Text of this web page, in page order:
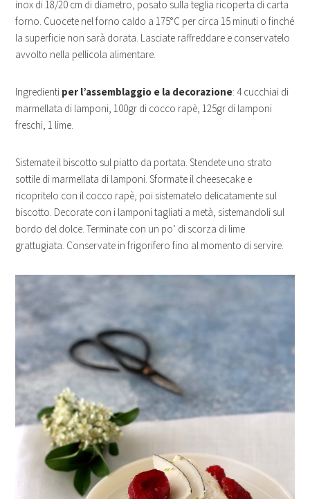
inox di 18/20 cm di diametro, posato sulla teglia ricoperta di carta
forno. Cuocete nel forno caldo a 175°C per circa 15 minuti o finché
la superficie non sarà dorata. Lasciate raffreddare e conservatelo
avvolto nella pellicola alimentare.
Ingredienti per l’assemblaggio e la decorazione: 4 cucchiai di
marmellata di lamponi, 100gr di cocco rapè, 125gr di lamponi
freschi, 1 lime.
Sistemate il biscotto sul piatto da portata. Stendete uno strato
sottile di marmellata di lamponi. Sformate il cheesecake e
ricopritelo con il cocco rapè, poi sistematelo delicatamente sul
biscotto. Decorate con i lamponi tagliati a metà, sistemandoli sul
bordo del dolce. Terminate con un po’ di scorza di lime
grattugiata. Conservate in frigorifero fino al momento di servire.